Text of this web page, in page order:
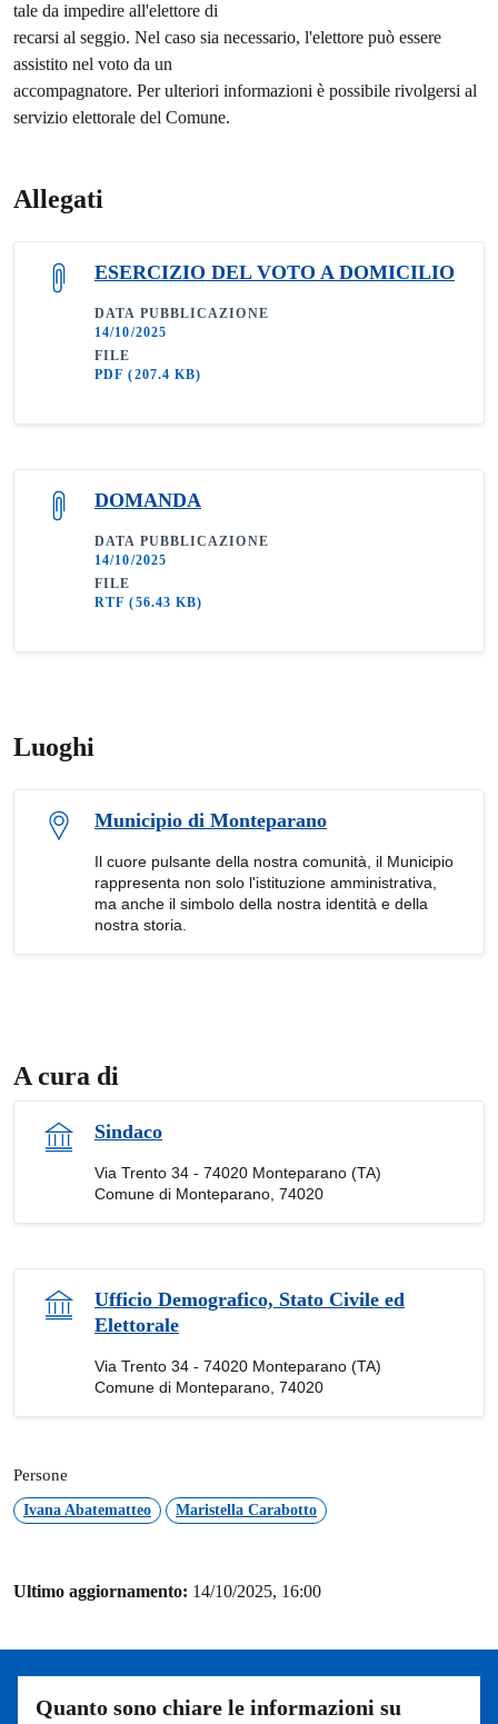
tale da impedire all'elettore di
recarsi al seggio. Nel caso sia necessario, l'elettore può essere
assistito nel voto da un
accompagnatore. Per ulteriori informazioni è possibile rivolgersi al
servizio elettorale del Comune.
Allegati
ESERCIZIO DEL VOTO A DOMICILIO
DATA PUBBLICAZIONE
14/10/2025
FILE
PDF(207.4 KB)
DOMANDA
DATA PUBBLICAZIONE
14/10/2025
FILE
RTF(56.43 KB)
Luoghi
Municipio di Monteparano
Il cuore pulsante della nostra comunità, il Municipio
rappresenta non solo l'istituzione amministrativa,
ma anche il simbolo della nostra identità e della
nostra storia.
A cura di
Sindaco
Via Trento 34 - 74020 Monteparano (TA)
Comune di Monteparano, 74020
Ufficio Demografico, Stato Civile ed
Elettorale
Via Trento 34 - 74020 Monteparano (TA)
Comune di Monteparano, 74020
Persone
Ivana Abatematteo Maristella Carabotto
Ultimo aggiornamento: 14/10/2025, 16:00
Quanto sono chiare le informazioni su